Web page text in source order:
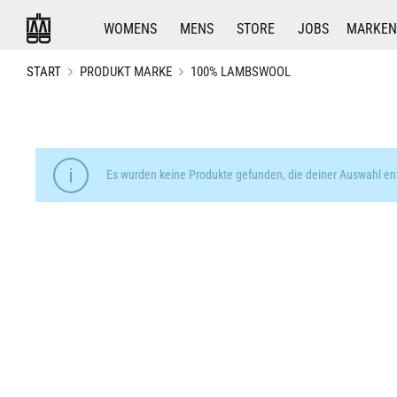
WOMENS MENS STORE JOBS MARKEN
START PRODUKT MARKE 100% LAMBSWOOL
Es wurden keine Produkte gefunden, die deiner Auswahl